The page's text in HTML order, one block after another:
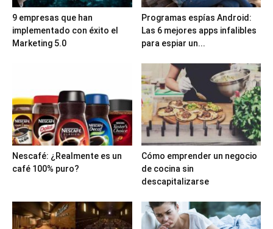
9 empresas que han
implementado con éxito el
Marketing 5.0
Programas espías Android:
Las 6 mejores apps infalibles
para espiar un...
Nescafé: ¿Realmente es un
café 100% puro?
Cómo emprender un negocio
de cocina sin
descapitalizarse